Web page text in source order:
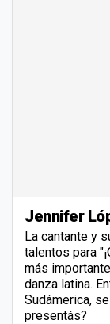
Jennifer
La cantante y
talentos para
más
danza latina.
Sudámerica,
presentás?